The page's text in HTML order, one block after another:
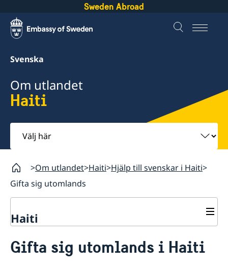
Sweden Abroad
Svenska
Om utlandet
Haiti
Välj
här
Om utlandet Haiti Hjälp till svenskar i Haiti
Gifta sig utomlands
Haiti
Hjälp till svenskar i Haiti
Gifta sig utomlands i Haiti